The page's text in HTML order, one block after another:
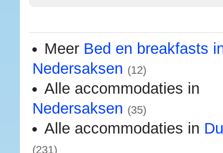
Meer Bed en breakfasts
Nedersaksen (12)
Alle accommodaties in
Nedersaksen (35)
Alle accommodaties in
(231)